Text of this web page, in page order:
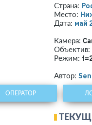
Страна:
Место:
Дата: май
Камера:
Объектив:
Режим:
Автор:
ОПЕРАТОР